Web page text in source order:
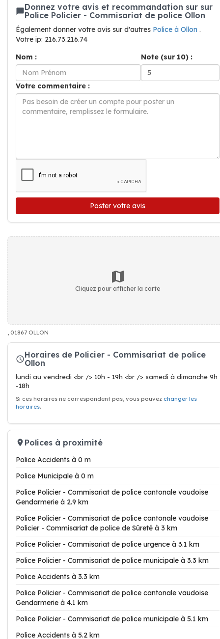
Donnez votre avis et recommandation sur sur
Police Policier - Commisariat de police Ollon
Également donner votre avis sur d'autres Police à Ollon .
Votre ip: 216.73.216.74
Nom :
Note (sur 10) :
Votre commentaire :
Poster votre avis
Cliquez pour afficher la carte
, 01867 OLLON
Horaires de Policier - Commisariat de police
Ollon
lundi au vendredi <br /> 10h - 19h <br /> samedi à dimanche 9h
-18h
Si ces horaires ne correspondent pas, vous pouvez changer les
horaires.
Polices à proximité
Police Accidents à 0 m
Police Municipale à 0 m
Police Policier - Commisariat de police cantonale vaudoise
Gendarmerie à 2.9 km
Police Policier - Commisariat de police cantonale vaudoise
Policier - Commisariat de police de Sûreté à 3 km
Police Policier - Commisariat de police urgence à 3.1 km
Police Policier - Commisariat de police municipale à 3.3 km
Police Accidents à 3.3 km
Police Policier - Commisariat de police cantonale vaudoise
Gendarmerie à 4.1 km
Police Policier - Commisariat de police municipale à 5.1 km
Police Accidents à 5.2 km